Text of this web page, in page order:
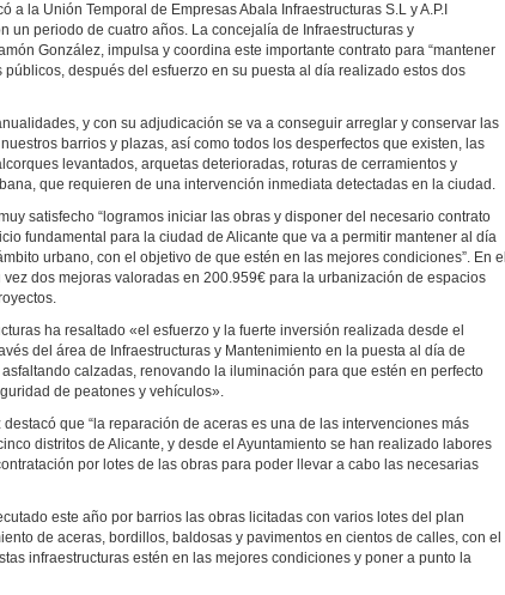
a la Unión Temporal de Empresas Abala Infraestructuras S.L y A.P.I
un periodo de cuatro años. La concejalía de Infraestructuras y
González, impulsa y coordina este importante contrato para “mantener
después del esfuerzo en su puesta al día realizado estos dos
y con su adjudicación se va a conseguir arreglar y conservar las
barrios y plazas, así como todos los desperfectos que existen, las
levantados, arquetas deterioradas, roturas de cerramientos y
que requieren de una intervención inmediata detectadas en la ciudad.
satisfecho “logramos iniciar las obras y disponer del necesario contrato
fundamental para la ciudad de Alicante que va a permitir mantener al día
urbano, con el objetivo de que estén en las mejores condiciones”. En el
dos mejoras valoradas en 200.959€ para la urbanización de espacios
ha resaltado «el esfuerzo y la fuerte inversión realizada desde el
del área de Infraestructuras y Mantenimiento en la puesta al día de
calzadas, renovando la iluminación para que estén en perfecto
de peatones y vehículos».
que “la reparación de aceras es una de las intervenciones más
distritos de Alicante, y desde el Ayuntamiento se han realizado labores
por lotes de las obras para poder llevar a cabo las necesarias
este año por barrios las obras licitadas con varios lotes del plan
de aceras, bordillos, baldosas y pavimentos en cientos de calles, con el
infraestructuras estén en las mejores condiciones y poner a punto la